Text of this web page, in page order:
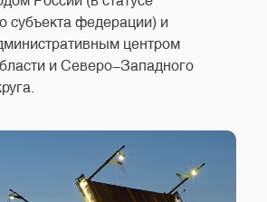
субъекта федерации) и
центром
и Северо-Западного